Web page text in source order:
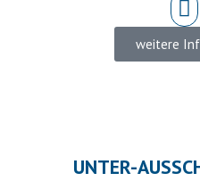
weitere
UNTER-